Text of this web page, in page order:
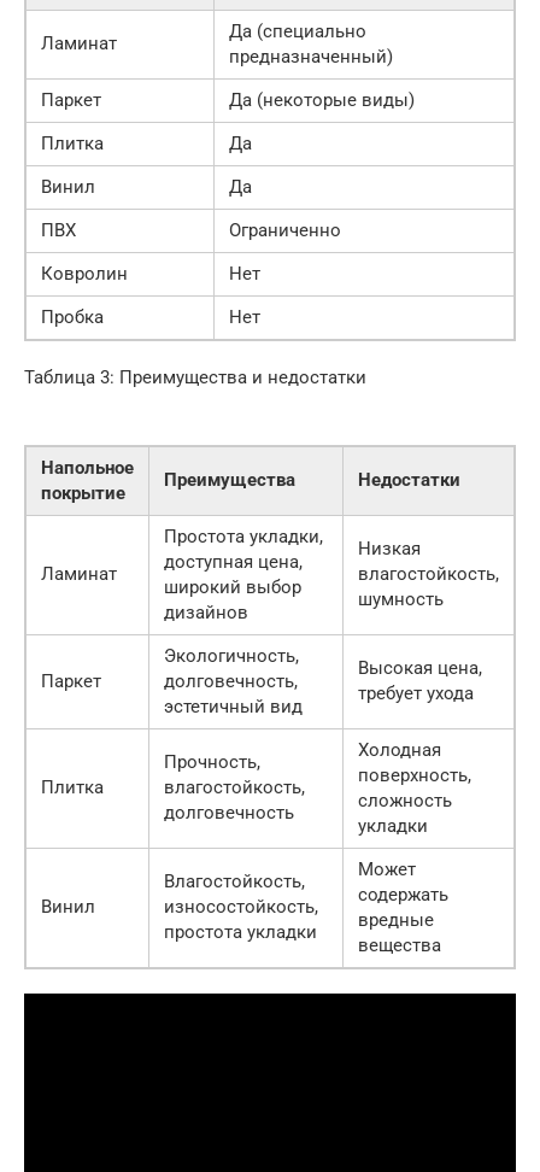
Ламинат
Да (специально
предназначенный)
Паркет
Да (некоторые виды)
Плитка
Да
Винил
Да
ПВХ
Ограниченно
Ковролин
Нет
Пробка
Нет
Таблица 3: Преимущества и недостатки
Напольное
покрытие
Преимущества Недостатки
Ламинат
Простота укладки,
доступная цена,
широкий выбор
дизайнов
Низкая
влагостойкость,
шумность
Паркет
Экологичность,
долговечность,
эстетичный вид
Высокая цена,
требует ухода
Плитка
Прочность,
влагостойкость,
долговечность
Холодная
поверхность,
сложность
укладки
Винил
Влагостойкость,
износостойкость,
простота укладки
Может
содержать
вредные
вещества